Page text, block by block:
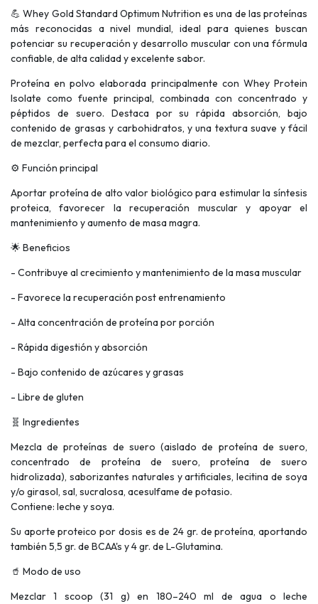
💪 Whey Gold Standard Optimum Nutrition es una de las proteínas
más reconocidas a nivel mundial, ideal para quienes buscan
potenciar su recuperación y desarrollo muscular con una fórmula
confiable, de alta calidad y excelente sabor.
Proteína en polvo elaborada principalmente con Whey Protein
Isolate como fuente principal, combinada con concentrado y
péptidos de suero. Destaca por su rápida absorción, bajo
contenido de grasas y carbohidratos, y una textura suave y fácil
de mezclar, perfecta para el consumo diario.
⚙️ Función principal
Aportar proteína de alto valor biológico para estimular la síntesis
proteica, favorecer la recuperación muscular y apoyar el
mantenimiento y aumento de masa magra.
🌟 Beneficios
- Contribuye al crecimiento y mantenimiento de la masa muscular
- Favorece la recuperación post entrenamiento
- Alta concentración de proteína por porción
- Rápida digestión y absorción
- Bajo contenido de azúcares y grasas
- Libre de gluten
🧬 Ingredientes
Mezcla de proteínas de suero (aislado de proteína de suero,
concentrado de proteína de suero, proteína de suero
hidrolizada), saborizantes naturales y artificiales, lecitina de soya
y/o girasol, sal, sucralosa, acesulfame de potasio.
Contiene: leche y soya.
Su aporte proteico por dosis es de 24 gr. de proteína, aportando
también 5,5 gr. de BCAA's y 4 gr. de L-Glutamina.
🥤 Modo de uso
Mezclar 1 scoop (31 g) en 180–240 ml de agua o leche